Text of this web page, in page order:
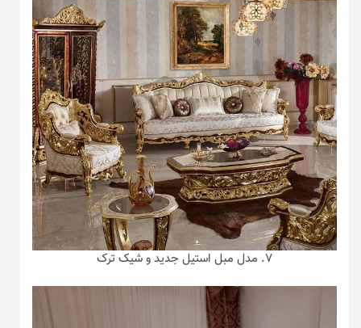
۷. مدل مبل استیل جدید و شیک ترک